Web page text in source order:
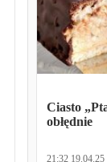
Ciasto
obłędnie
21:32 19.04.25